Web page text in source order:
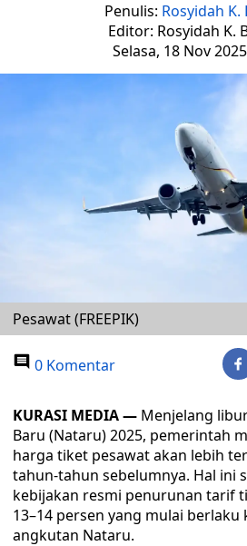
Penulis: Rosyidah K.
Editor: Rosyidah K.
Selasa, 18 Nov
Pesawat (FREEPIK)
0 Komentar
KURASI MEDIA — Menjelang
Baru (Nataru) 2025, pemerintah
harga tiket pesawat akan lebih
tahun-tahun sebelumnya. Hal ini
kebijakan resmi penurunan tarif
13–14 persen yang mulai
angkutan Nataru.